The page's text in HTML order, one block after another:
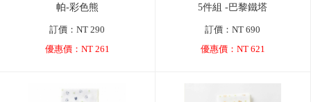
帕-彩色熊
訂價：NT 290
優惠價：NT 261
5件組 -巴黎鐵塔
訂價：NT 690
優惠價：NT 621